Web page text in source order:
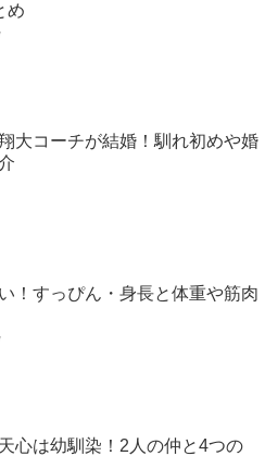
め
大コーチが結婚！馴れ初めや婚
！すっぴん・身長と体重や筋肉
心は幼馴染！2人の仲と4つの